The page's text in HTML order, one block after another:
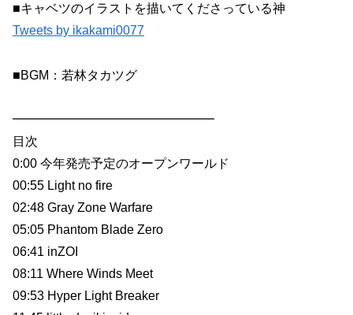
■キャベツのイラストを描いてくださっている神
Tweets by ikakami0077
■BGM：若林タカツグ
━━━━━━━━━━━━━━━━
目次
0:00 今年発売予定のオープンワールド
00:55 Light no fire
02:48 Gray Zone Warfare
05:05 Phantom Blade Zero
06:41 inZOI
08:11 Where Winds Meet
09:53 Hyper Light Breaker